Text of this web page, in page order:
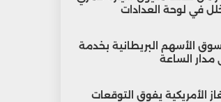
في لوحة العدادات
الأسهم البريطانية بخدمة
مدار الساعة
الأمريكية يفوق التوقعات